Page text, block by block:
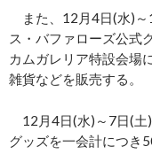
また、12月4日(水)～
ス・バファローズ公式
カムガレリア特設会場
雑貨などを販売する。
12月4日(水)～7日(土
グッズを一会計につき